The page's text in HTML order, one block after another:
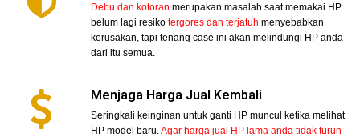
Debu dan kotoran merupakan masalah saat memakai HP
belum lagi resiko tergores dan terjatuh menyebabkan
kerusakan, tapi tenang case ini akan melindungi HP anda
dari itu semua.
Menjaga Harga Jual Kembali
Seringkali keinginan untuk ganti HP muncul ketika melihat
HP model baru.Agar harga jual HP lama anda tidak turun